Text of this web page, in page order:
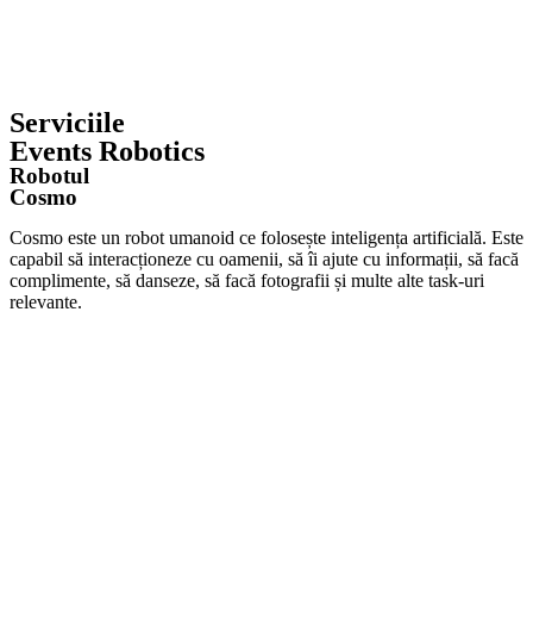
Serviciile
Events Robotics
Robotul
Cosmo
Cosmo este un robot umanoid ce folosește inteligența artificială. Este
capabil să interacționeze cu oamenii, să îi ajute cu informații, să facă
complimente, să danseze, să facă fotografii și multe alte task-uri
relevante.